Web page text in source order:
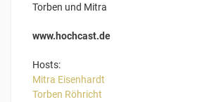
Torben und Mitra
www.hochcast.de
Hosts:
Mitra Eisenhardt
Torben Röhricht